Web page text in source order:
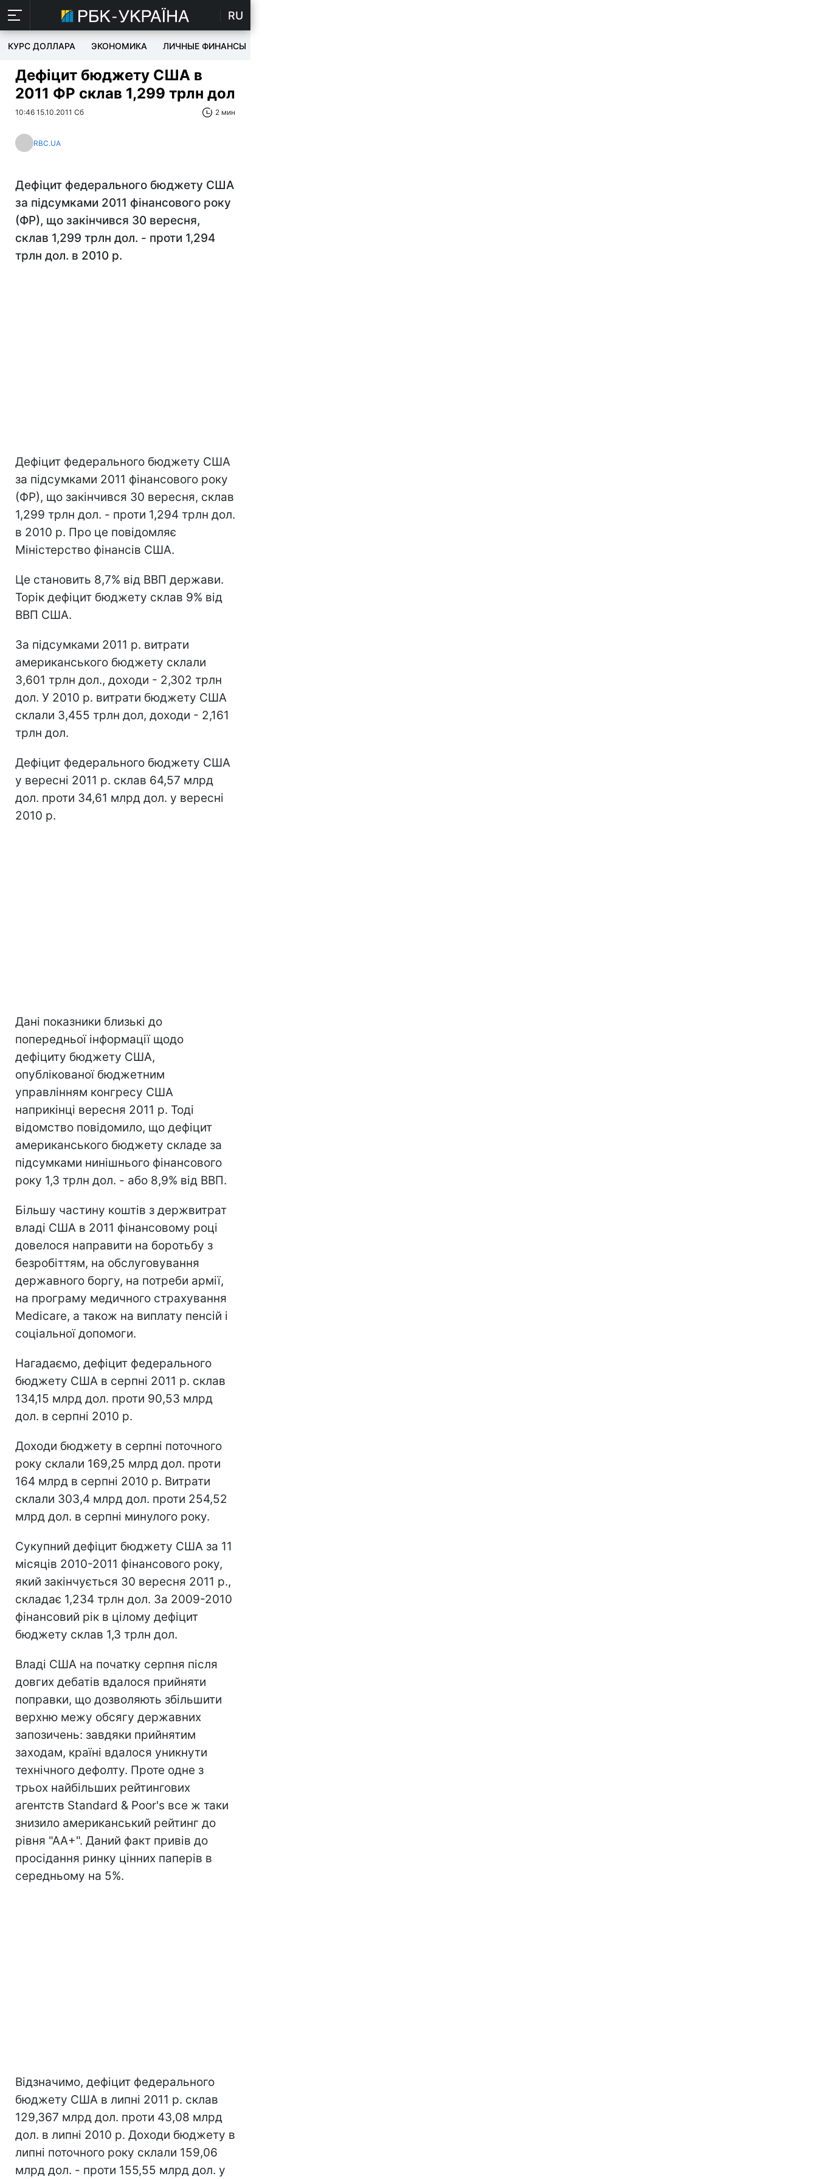
RU
КУРС ДОЛЛАРА ЭКОНОМИКА ЛИЧНЫЕ ФИНАНСЫ
Дефіцит бюджету США в
2011 ФР склав 1,299 трлн дол
10:46 15.10.2011 Сб 2 мин
RBC.UA
Дефіцит федерального бюджету США
за підсумками 2011 фінансового року
(ФР), що закінчився 30 вересня,
склав 1,299 трлн дол. - проти 1,294
трлн дол. в 2010 р.
Дефіцит федерального бюджету США
за підсумками 2011 фінансового року
(ФР), що закінчився 30 вересня, склав
1,299 трлн дол. - проти 1,294 трлн дол.
в 2010 р. Про це повідомляє
Міністерство фінансів США.
Це становить 8,7% від ВВП держави.
Торік дефіцит бюджету склав 9% від
ВВП США.
За підсумками 2011 р. витрати
американського бюджету склали
3,601 трлн дол., доходи - 2,302 трлн
дол. У 2010 р. витрати бюджету США
склали 3,455 трлн дол, доходи - 2,161
трлн дол.
Дефіцит федерального бюджету США
у вересні 2011 р. склав 64,57 млрд
дол. проти 34,61 млрд дол. у вересні
2010 р.
Дані показники близькі до
попередньої інформації щодо
дефіциту бюджету США,
опублікованої бюджетним
управлінням конгресу США
наприкінці вересня 2011 р. Тоді
відомство повідомило, що дефіцит
американського бюджету складе за
підсумками нинішнього фінансового
року 1,3 трлн дол. - або 8,9% від ВВП.
Більшу частину коштів з держвитрат
владі США в 2011 фінансовому році
довелося направити на боротьбу з
безробіттям, на обслуговування
державного боргу, на потреби армії,
на програму медичного страхування
Medicare, а також на виплату пенсій і
соціальної допомоги.
Нагадаємо, дефіцит федерального
бюджету США в серпні 2011 р. склав
134,15 млрд дол. проти 90,53 млрд
дол. в серпні 2010 р.
Доходи бюджету в серпні поточного
року склали 169,25 млрд дол. проти
164 млрд в серпні 2010 р. Витрати
склали 303,4 млрд дол. проти 254,52
млрд дол. в серпні минулого року.
Сукупний дефіцит бюджету США за 11
місяців 2010-2011 фінансового року,
який закінчується 30 вересня 2011 р.,
складає 1,234 трлн дол. За 2009-2010
фінансовий рік в цілому дефіцит
бюджету склав 1,3 трлн дол.
Владі США на початку серпня після
довгих дебатів вдалося прийняти
поправки, що дозволяють збільшити
верхню межу обсягу державних
запозичень: завдяки прийнятим
заходам, країні вдалося уникнути
технічного дефолту. Проте одне з
трьох найбільших рейтингових
агентств Standard & Poor's все ж таки
знизило американський рейтинг до
рівня "АА+". Даний факт привів до
просідання ринку цінних паперів в
середньому на 5%.
Відзначимо, дефіцит федерального
бюджету США в липні 2011 р. склав
129,367 млрд дол. проти 43,08 млрд
дол. в липні 2010 р. Доходи бюджету в
липні поточного року склали 159,06
млрд дол. - проти 155,55 млрд дол. у